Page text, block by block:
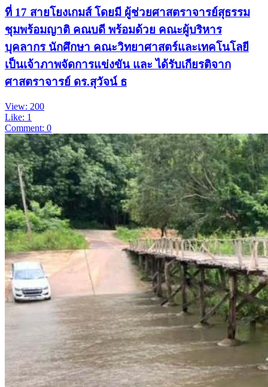
ที่ 17 สายโยงเกมส์ โดยมี ผู้ช่วยศาสตราจารย์สุธรรม
ชุมพร้อมญาติ คณบดี พร้อมด้วย คณะผู้บริหาร
บุคลากร นักศึกษา คณะวิทยาศาสตร์และเทคโนโลยี
เป็นเจ้าภาพจัดการแข่งขัน และ ได้รับเกียรติจาก
ศาสตราจารย์ ดร.สุวัจน์ ธ
View: 200
Like: 1
Comment: 0